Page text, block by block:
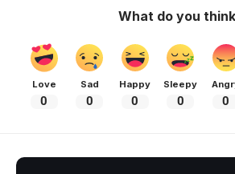
What do you
Love
0
Sad
0
Happy
0
Sleepy
0 0